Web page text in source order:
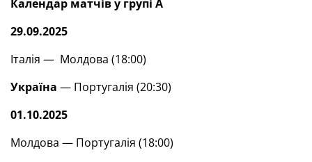
Календар матчів у групі А
29.09.2025
Італія — Молдова (18:00)
Україна — Португалія (20:30)
01.10.2025
Молдова — Португалія (18:00)